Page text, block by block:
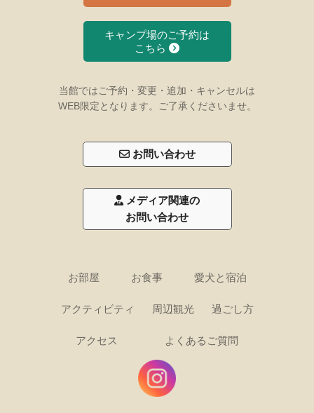
キャンプ場のご予約は
こちら
当館ではご予約・変更・追加・キャンセルは
WEB限定となります。ご了承くださいませ。
お問い合わせ
メディア関連の
お問い合わせ
お部屋 お食事 愛犬と宿泊
アクティビティ 周辺観光 過ごし方
アクセス よくあるご質問